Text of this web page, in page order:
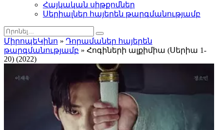
Հայկական սիթքոմներ
Սերիալներ հայերեն թարգմանությամբ
ՄիրոպեԿինո » Դորամաներ հայերեն
թարգմանությամբ » Հոգիների ալքիմիա (Սերիա 1-
20) (2022)